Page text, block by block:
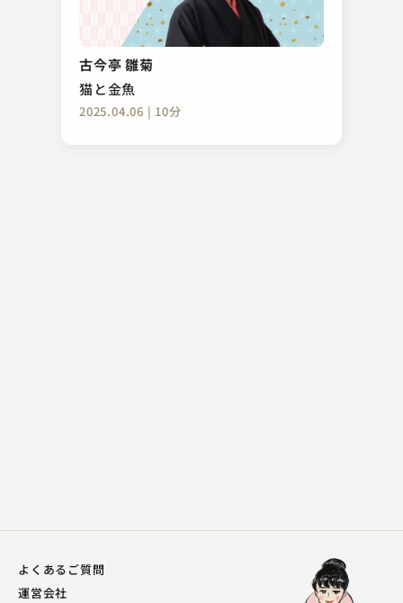
古今亭 雛菊
猫と金魚
2025.04.06 | 10分
春風亭 勢朝
紀州
2023.08.21 | 10分
よくあるご質問
運営会社